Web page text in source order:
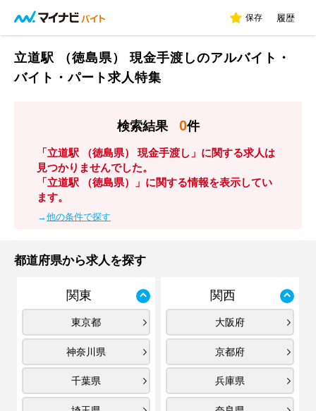
保存 履歴
立道駅 （徳島県） 現金手渡しのアルバイト・
バイト・パート求人特集
検索結果 0件
「立道駅 （徳島県） 現金手渡し」に関する求人は
見つかりませんでした。
「立道駅 （徳島県）」に関する情報を表示してい
ます。
→他の条件で探す
都道府県から求人を探す
関東
東京都
神奈川県
千葉県
関西
大阪府
京都府
兵庫県